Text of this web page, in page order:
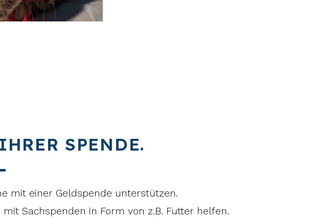
SPENDE.
mit einer Geldspende unterstützen.
Sachspenden in Form von z.B. Futter helfen.